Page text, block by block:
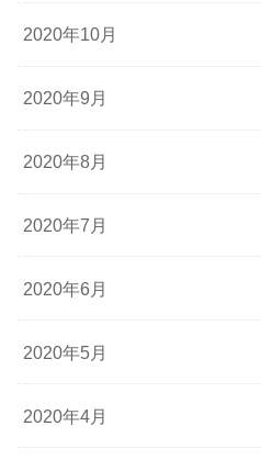
2020年10月
2020年9月
2020年8月
2020年7月
2020年6月
2020年5月
2020年4月